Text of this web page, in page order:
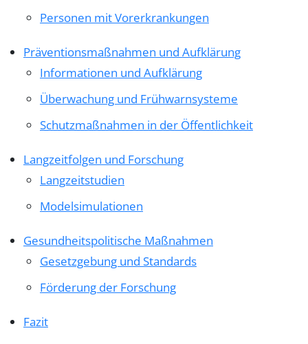
Personen mit Vorerkrankungen
Präventionsmaßnahmen und Aufklärung
Informationen und Aufklärung
Überwachung und Frühwarnsysteme
Schutzmaßnahmen in der Öffentlichkeit
Langzeitfolgen und Forschung
Langzeitstudien
Modelsimulationen
Gesundheitspolitische Maßnahmen
Gesetzgebung und Standards
Förderung der Forschung
Fazit